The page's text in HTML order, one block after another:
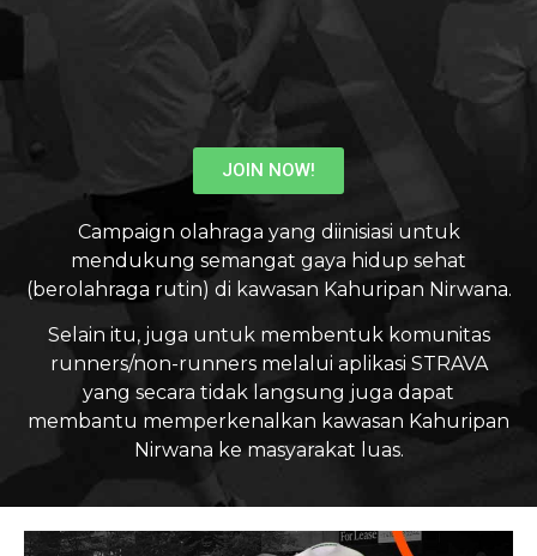
JOIN NOW!
Campaign olahraga yang diinisiasi untuk
mendukung semangat gaya hidup sehat
(berolahraga rutin) di kawasan Kahuripan Nirwana.
Selain itu, juga untuk membentuk komunitas
runners/non-runners melalui aplikasi STRAVA
yang secara tidak langsung juga dapat
membantu memperkenalkan kawasan Kahuripan
Nirwana ke masyarakat luas.